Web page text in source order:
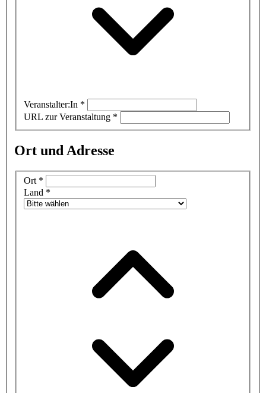
Veranstalter:In *
URL zur Veranstaltung *
Ort und Adresse
Ort *
Land *